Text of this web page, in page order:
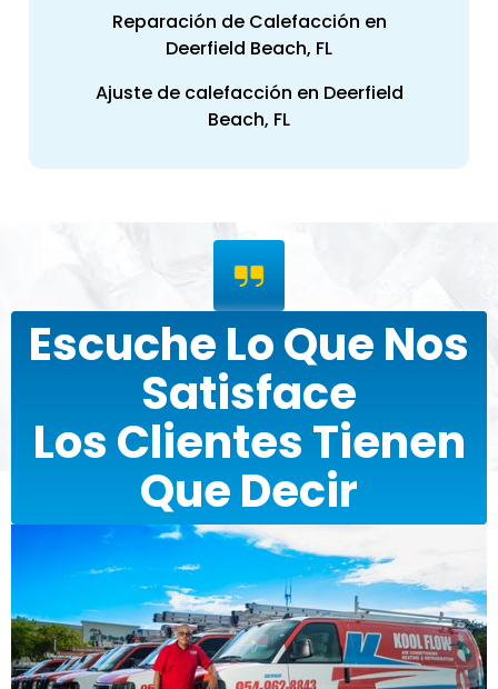
Reparación de Calefacción en
Deerfield Beach, FL
Ajuste de calefacción en Deerfield
Beach, FL
Escuche Lo Que Nos
Satisface
Los Clientes Tienen
Que Decir